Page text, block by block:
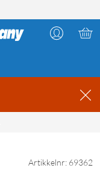
Artikkelnr: 69362